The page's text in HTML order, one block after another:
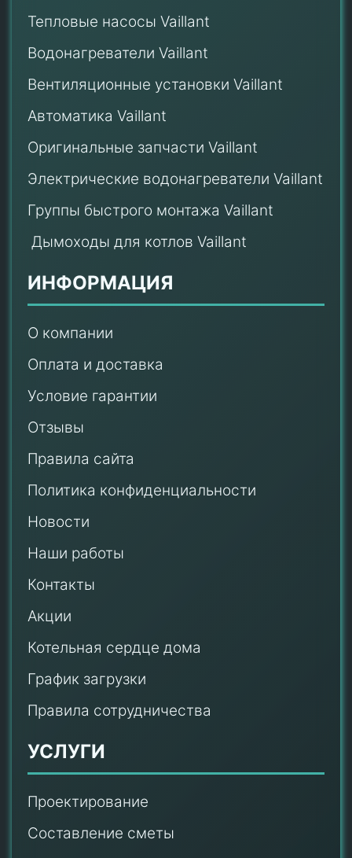
Тепловые насосы Vaillant
Водонагреватели Vaillant
Вентиляционные установки Vaillant
Автоматика Vaillant
Оригинальные запчасти Vaillant
Электрические водонагреватели Vaillant
Группы быстрого монтажа Vaillant
Дымоходы для котлов Vaillant
ИНФОРМАЦИЯ
О компании
Оплата и доставка
Условие гарантии
Отзывы
Правила сайта
Политика конфиденциальности
Новости
Наши работы
Контакты
Акции
Котельная сердце дома
График загрузки
Правила сотрудничества
УСЛУГИ
Проектирование
Составление сметы